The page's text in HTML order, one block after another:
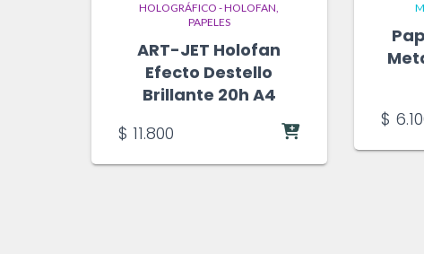
HOLOGRÁFICO - HOLOFAN
PAPELES
ART-JET Holofan
Efecto Destello
Brillante 20h A4
$ 11.800
$